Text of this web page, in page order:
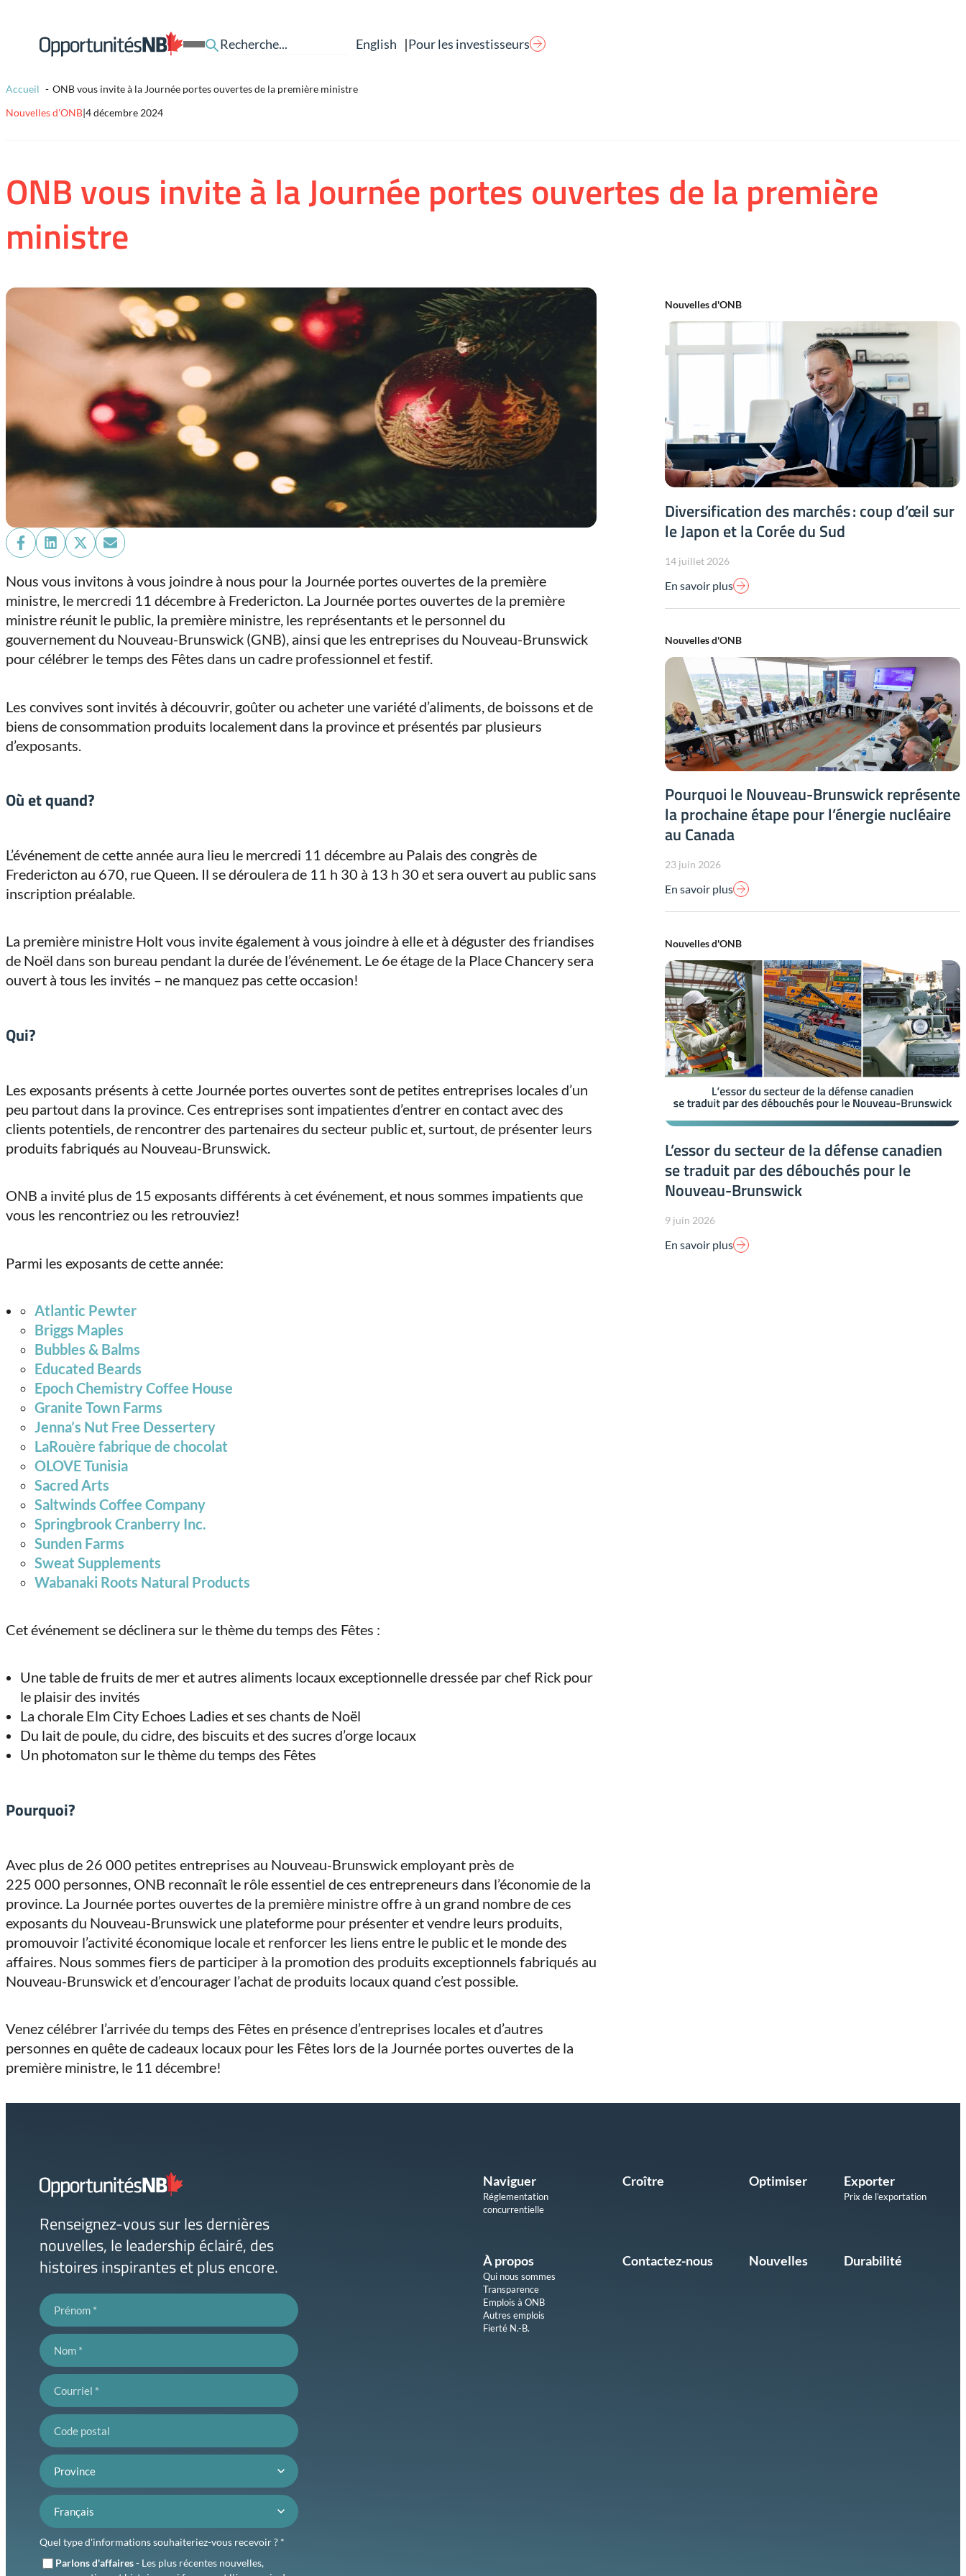
Lien
page
Open
Menu
English |Pour les investisseurs
Accueil ONB vous invite à la Journée portes ouvertes de la première ministre
ONB vous invite à la Journée portes ouvertes de la première
ministre
Nouvelles d'ONB|4 décembre 2024
Share
Facebook
Share
LinkedIn
Share
X
(Twitter)
Share
Email
Nous vous invitons à vous joindre à nous pour la Journée portes ouvertes de la première
ministre, le mercredi 11 décembre à Fredericton. La Journée portes ouvertes de la première
ministre réunit le public, la première ministre, les représentants et le personnel du
gouvernement du Nouveau-Brunswick (GNB), ainsi que les entreprises du Nouveau-Brunswick
pour célébrer le temps des Fêtes dans un cadre professionnel et festif.
Les convives sont invités à découvrir, goûter ou acheter une variété d’aliments, de boissons et de
biens de consommation produits localement dans la province et présentés par plusieurs
d’exposants.
Où et quand?
L’événement de cette année aura lieu le mercredi 11 décembre au Palais des congrès de
Fredericton au 670, rue Queen. Il se déroulera de 11 h 30 à 13 h 30 et sera ouvert au public sans
inscription préalable.
La première ministre Holt vous invite également à vous joindre à elle et à déguster des friandises
de Noël dans son bureau pendant la durée de l’événement. Le 6e étage de la Place Chancery sera
ouvert à tous les invités – ne manquez pas cette occasion!
Qui?
Les exposants présents à cette Journée portes ouvertes sont de petites entreprises locales d’un
peu partout dans la province. Ces entreprises sont impatientes d’entrer en contact avec des
clients potentiels, de rencontrer des partenaires du secteur public et, surtout, de présenter leurs
produits fabriqués au Nouveau-Brunswick.
ONB a invité plus de 15 exposants différents à cet événement, et nous sommes impatients que
vous les rencontriez ou les retrouviez!
Parmi les exposants de cette année:
Atlantic Pewter
Briggs Maples
Bubbles & Balms
Educated Beards
Epoch Chemistry Coffee House
Granite Town Farms
Jenna’s Nut Free Dessertery
LaRouère fabrique de chocolat
OLOVE Tunisia
Sacred Arts
Saltwinds Coffee Company
Springbrook Cranberry Inc.
Sunden Farms
Sweat Supplements
Wabanaki Roots Natural Products
Cet événement se déclinera sur le thème du temps des Fêtes :
Une table de fruits de mer et autres aliments locaux exceptionnelle dressée par chef Rick pour
le plaisir des invités
La chorale Elm City Echoes Ladies et ses chants de Noël
Du lait de poule, du cidre, des biscuits et des sucres d’orge locaux
Un photomaton sur le thème du temps des Fêtes
Pourquoi?
Avec plus de 26 000 petites entreprises au Nouveau-Brunswick employant près de
225 000 personnes, ONB reconnaît le rôle essentiel de ces entrepreneurs dans l’économie de la
province. La Journée portes ouvertes de la première ministre offre à un grand nombre de ces
exposants du Nouveau-Brunswick une plateforme pour présenter et vendre leurs produits,
promouvoir l’activité économique locale et renforcer les liens entre le public et le monde des
affaires. Nous sommes fiers de participer à la promotion des produits exceptionnels fabriqués au
Nouveau-Brunswick et d’encourager l’achat de produits locaux quand c’est possible.
Venez célébrer l’arrivée du temps des Fêtes en présence d’entreprises locales et d’autres
personnes en quête de cadeaux locaux pour les Fêtes lors de la Journée portes ouvertes de la
première ministre, le 11 décembre!
Nouvelles d'ONB
Diversification des marchés : coup d’œil sur
le Japon et la Corée du Sud
14 juillet 2026
En savoir plus
Nouvelles d'ONB
Pourquoi le Nouveau-Brunswick représente
la prochaine étape pour l’énergie nucléaire
au Canada
23 juin 2026
En savoir plus
Nouvelles d'ONB
L’essor du secteur de la défense canadien
se traduit par des débouchés pour le
Nouveau-Brunswick
9 juin 2026
En savoir plus
Lien
page
d'accueil
Renseignez-vous sur les dernières
nouvelles, le leadership éclairé, des
histoires inspirantes et plus encore.
Prénom
Nom
Courriel
Code postal
Province
Préférence de langue
Quel type d'informations souhaiteriez-vous recevoir ? *
Parlons d'affaires- Les plus récentes nouvelles,
Naviguer
Réglementation
concurrentielle
Croître Optimiser Exporter
Prix de l’exportation
À propos
Qui nous sommes
Transparence
Emplois à ONB
Autres emplois
Fierté N.-B.
Contactez-nous Nouvelles Durabilité